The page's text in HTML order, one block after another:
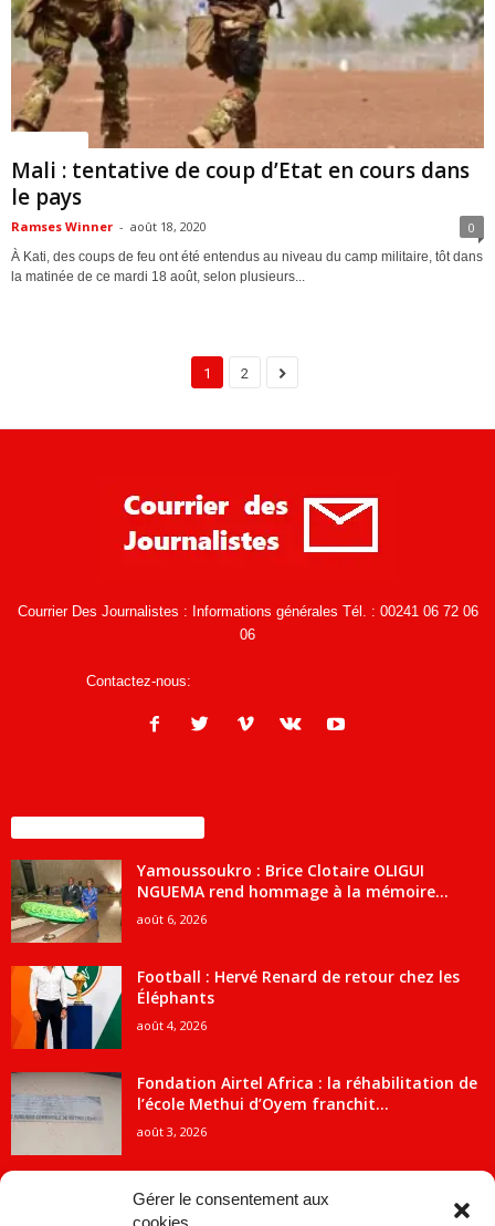
Gérer le consentement aux
cookies
Mali : tentative de coup d’Etat en cours dans
le pays
Ramses Winner - août 18, 2020 0
À Kati, des coups de feu ont été entendus au niveau du camp militaire, tôt dans
la matinée de ce mardi 18 août, selon plusieurs...
1 2
Courrier Des Journalistes : Informations générales Tél. : 00241 06 72 06
06
Contactez-nous:
Yamoussoukro : Brice Clotaire OLIGUI
NGUEMA rend hommage à la mémoire...
août 6, 2026
Football : Hervé Renard de retour chez les
Éléphants
août 4, 2026
Fondation Airtel Africa : la réhabilitation de
l’école Methui d’Oyem franchit...
août 3, 2026